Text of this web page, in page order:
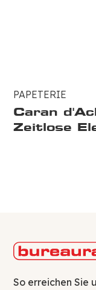
PAPETERIE
Caran
Zeitlose
So erreichen Sie